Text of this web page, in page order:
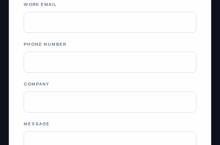
WORK EMAIL
PHONE NUMBER
COMPANY
MESSAGE